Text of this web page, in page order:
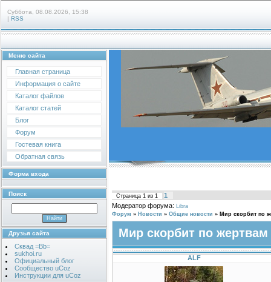
Суббота, 08.08.2026, 15:38
| RSS
Меню сайта
Главная страница
Информация о сайте
Каталог файлов
Каталог статей
Блог
Форум
Гостевая книга
Обратная связь
Форма входа
Поиск
Друзья сайта
Сквад =Bb=
sukhoi.ru
Официальный блог
Сообщество uCoz
Инструкции для uCoz
Страница 1 из 1
1
Модератор форума: Libra
Форум » Новости » Общие новости » Мир скорбит по
Мир скорбит по жертвам
ALF